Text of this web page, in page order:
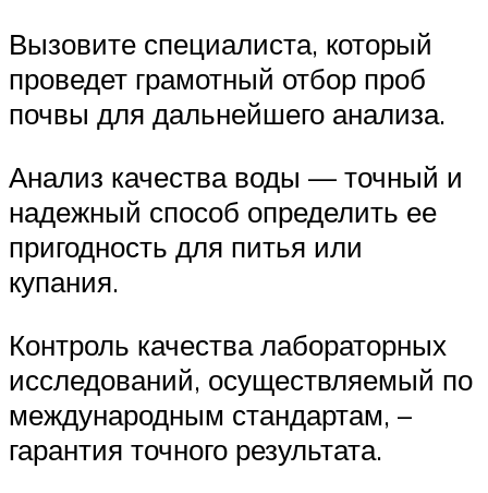
Вызовите специалиста, который
проведет грамотный отбор проб
почвы для дальнейшего анализа.
Анализ качества воды — точный и
надежный способ определить ее
пригодность для питья или
купания.
Контроль качества лабораторных
исследований, осуществляемый по
международным стандартам, –
гарантия точного результата.